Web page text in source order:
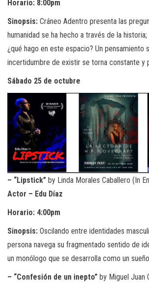
Horario: 8:00pm
Sinopsis: Cráneo Adentro presenta las
humanidad se ha hecho a través de la
¿qué hago en este espacio? Un pensamiento
incertidumbre de existir se torna constante y
Sábado 25 de octubre
– “Lipstick” by Linda Morales Caballero (In
Actor – Edu Díaz
Horario: 4:00pm
Sinopsis: Oscilando entre identidades
persona navega su fragmentado sentido de
un monólogo que se desarrolla como un
– “Confesión de un inepto” by Miguel Juan